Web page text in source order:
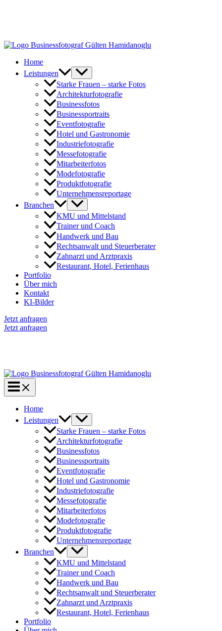
Home
Leistungen
Starke Frauen – starke Fotos
Architekturfotografie
Businessfotos
Businessportraits
Eventfotografie
Hotel und Gastronomie
Industriefotografie
Messefotografie
Mitarbeiterfotos
Modefotografie
Produktfotografie
Unternehmensreportage
Branchen
KMU und Mittelstand
Trainer und Coach
Handwerk und Bau
Rechtsanwalt und Steuerberater
Zahnarzt und Arztpraxis
Restaurant, Hotel, Ferienhaus
Portfolio
Über mich
Kontakt
KI-Bilder
Jetzt anfragen
Jetzt anfragen
Home
Leistungen
Starke Frauen – starke Fotos
Architekturfotografie
Businessfotos
Businessportraits
Eventfotografie
Hotel und Gastronomie
Industriefotografie
Messefotografie
Mitarbeiterfotos
Modefotografie
Produktfotografie
Unternehmensreportage
Branchen
KMU und Mittelstand
Trainer und Coach
Handwerk und Bau
Rechtsanwalt und Steuerberater
Zahnarzt und Arztpraxis
Restaurant, Hotel, Ferienhaus
Portfolio